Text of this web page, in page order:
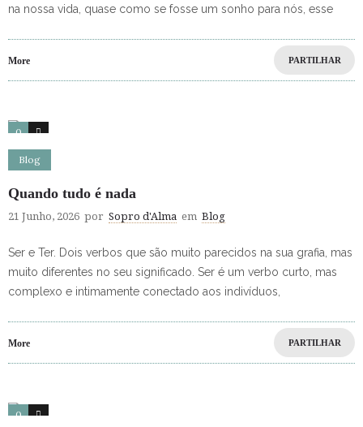
na nossa vida, quase como se fosse um sonho para nós, esse
More PARTILHAR
0 0
Blog
Quando tudo é nada
21 Junho, 2026 por Sopro d'Alma em Blog
Ser e Ter. Dois verbos que são muito parecidos na sua grafia, mas
muito diferentes no seu significado. Ser é um verbo curto, mas
complexo e intimamente conectado aos indivíduos,
More PARTILHAR
0 4